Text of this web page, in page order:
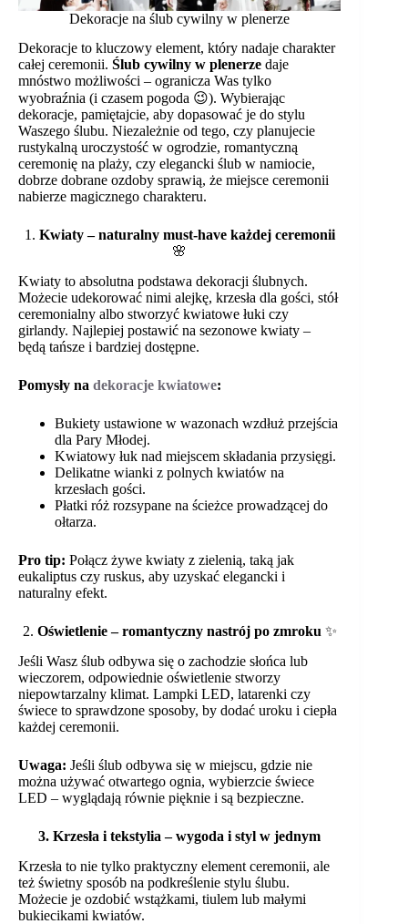
Dekoracje na ślub cywilny w plenerze
Dekoracje to kluczowy element, który nadaje charakter
całej ceremonii. Ślub cywilny w plenerze daje
mnóstwo możliwości – ogranicza Was tylko
wyobraźnia (i czasem pogoda 😉). Wybierając
dekoracje, pamiętajcie, aby dopasować je do stylu
Waszego ślubu. Niezależnie od tego, czy planujecie
rustykalną uroczystość w ogrodzie, romantyczną
ceremonię na plaży, czy elegancki ślub w namiocie,
dobrze dobrane ozdoby sprawią, że miejsce ceremonii
nabierze magicznego charakteru.
1. Kwiaty – naturalny must-have każdej ceremonii
🌸
Kwiaty to absolutna podstawa dekoracji ślubnych.
Możecie udekorować nimi alejkę, krzesła dla gości, stół
ceremonialny albo stworzyć kwiatowe łuki czy
girlandy. Najlepiej postawić na sezonowe kwiaty –
będą tańsze i bardziej dostępne.
Pomysły na dekoracje kwiatowe:
Bukiety ustawione w wazonach wzdłuż przejścia
dla Pary Młodej.
Kwiatowy łuk nad miejscem składania przysięgi.
Delikatne wianki z polnych kwiatów na
krzesłach gości.
Płatki róż rozsypane na ścieżce prowadzącej do
ołtarza.
Pro tip: Połącz żywe kwiaty z zielenią, taką jak
eukaliptus czy ruskus, aby uzyskać elegancki i
naturalny efekt.
2. Oświetlenie – romantyczny nastrój po zmroku ✨
Jeśli Wasz ślub odbywa się o zachodzie słońca lub
wieczorem, odpowiednie oświetlenie stworzy
niepowtarzalny klimat. Lampki LED, latarenki czy
świece to sprawdzone sposoby, by dodać uroku i ciepła
każdej ceremonii.
Uwaga: Jeśli ślub odbywa się w miejscu, gdzie nie
można używać otwartego ognia, wybierzcie świece
LED – wyglądają równie pięknie i są bezpieczne.
3. Krzesła i tekstylia – wygoda i styl w jednym
Krzesła to nie tylko praktyczny element ceremonii, ale
też świetny sposób na podkreślenie stylu ślubu.
Możecie je ozdobić wstążkami, tiulem lub małymi
bukiecikami kwiatów.